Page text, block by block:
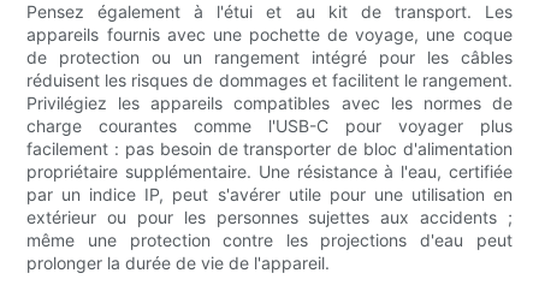
Pensez également à l'étui et au kit de transport. Les
appareils fournis avec une pochette de voyage, une coque
de protection ou un rangement intégré pour les câbles
réduisent les risques de dommages et facilitent le rangement.
Privilégiez les appareils compatibles avec les normes de
charge courantes comme l'USB-C pour voyager plus
facilement : pas besoin de transporter de bloc d'alimentation
propriétaire supplémentaire. Une résistance à l'eau, certifiée
par un indice IP, peut s'avérer utile pour une utilisation en
extérieur ou pour les personnes sujettes aux accidents ;
même une protection contre les projections d'eau peut
prolonger la durée de vie de l'appareil.